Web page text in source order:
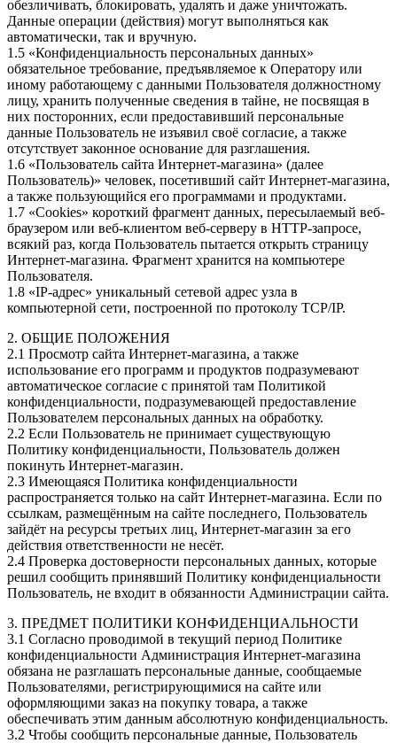
обезличивать, блокировать, удалять и даже уничтожать.
Данные операции (действия) могут выполняться как
автоматически, так и вручную.
1.5 «Конфиденциальность персональных данных»
обязательное требование, предъявляемое к Оператору или
иному работающему с данными Пользователя должностному
лицу, хранить полученные сведения в тайне, не посвящая в
них посторонних, если предоставивший персональные
данные Пользователь не изъявил своё согласие, а также
отсутствует законное основание для разглашения.
1.6 «Пользователь сайта Интернет-магазина» (далее
Пользователь)» человек, посетивший сайт Интернет-магазина,
а также пользующийся его программами и продуктами.
1.7 «Cookies» короткий фрагмент данных, пересылаемый веб-
браузером или веб-клиентом веб-серверу в HTTP-запросе,
всякий раз, когда Пользователь пытается открыть страницу
Интернет-магазина. Фрагмент хранится на компьютере
Пользователя.
1.8 «IP-адрес» уникальный сетевой адрес узла в
компьютерной сети, построенной по протоколу TCP/IP.
2. ОБЩИЕ ПОЛОЖЕНИЯ
2.1 Просмотр сайта Интернет-магазина, а также
использование его программ и продуктов подразумевают
автоматическое согласие с принятой там Политикой
конфиденциальности, подразумевающей предоставление
Пользователем персональных данных на обработку.
2.2 Если Пользователь не принимает существующую
Политику конфиденциальности, Пользователь должен
покинуть Интернет-магазин.
2.3 Имеющаяся Политика конфиденциальности
распространяется только на сайт Интернет-магазина. Если по
ссылкам, размещённым на сайте последнего, Пользователь
зайдёт на ресурсы третьих лиц, Интернет-магазин за его
действия ответственности не несёт.
2.4 Проверка достоверности персональных данных, которые
решил сообщить принявший Политику конфиденциальности
Пользователь, не входит в обязанности Администрации сайта.
3. ПРЕДМЕТ ПОЛИТИКИ КОНФИДЕНЦИАЛЬНОСТИ
3.1 Согласно проводимой в текущий период Политике
конфиденциальности Администрация Интернет-магазина
обязана не разглашать персональные данные, сообщаемые
Пользователями, регистрирующимися на сайте или
оформляющими заказ на покупку товара, а также
обеспечивать этим данным абсолютную конфиденциальность.
3.2 Чтобы сообщить персональные данные, Пользователь